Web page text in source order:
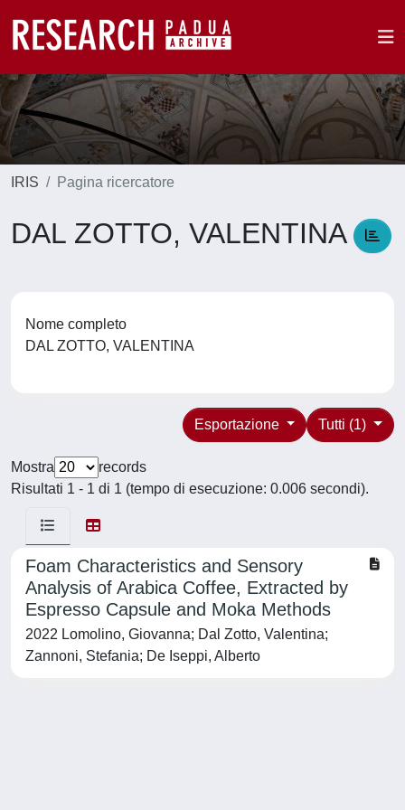
IRIS Pagina ricercatore
DAL ZOTTO, VALENTINA
Nome completo
DAL ZOTTO, VALENTINA
Tutti (1)
Esportazione
Mostra
records
Risultati 1 - 1 di 1 (tempo di esecuzione: 0.006 secondi).
Foam Characteristics and Sensory
Analysis of Arabica Coffee, Extracted by
Espresso Capsule and Moka Methods
2022 Lomolino, Giovanna; Dal Zotto, Valentina;
Zannoni, Stefania; De Iseppi, Alberto